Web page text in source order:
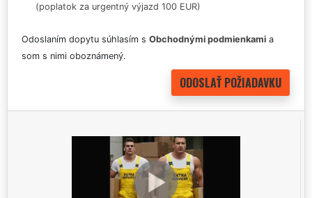
(poplatok za urgentný výjazd 100 EUR)
Odoslaním dopytu súhlasím s Obchodnými podmienkami a
som s nimi oboznámený.